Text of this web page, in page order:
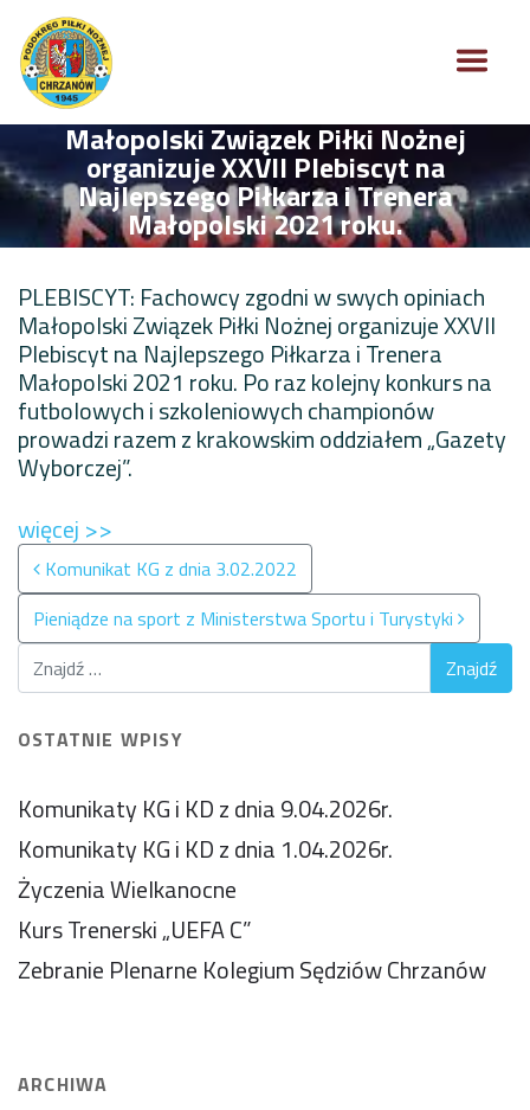
Małopolski Związek Piłki Nożnej
organizuje XXVII Plebiscyt na
Najlepszego Piłkarza i Trenera
Małopolski 2021 roku.
PLEBISCYT: Fachowcy zgodni w swych opiniach
Małopolski Związek Piłki Nożnej organizuje XXVII
Plebiscyt na Najlepszego Piłkarza i Trenera
Małopolski 2021 roku. Po raz kolejny konkurs na
futbolowych i szkoleniowych championów
prowadzi razem z krakowskim oddziałem „Gazety
Wyborczej”.
więcej >>
Nawigacja po wpisach
Komunikat KG z dnia 3.02.2022
Pieniądze na sport z Ministerstwa Sportu i Turystyki
OSTATNIE WPISY
Komunikaty KG i KD z dnia 9.04.2026r.
Komunikaty KG i KD z dnia 1.04.2026r.
Życzenia Wielkanocne
Kurs Trenerski „UEFA C”
Zebranie Plenarne Kolegium Sędziów Chrzanów
ARCHIWA